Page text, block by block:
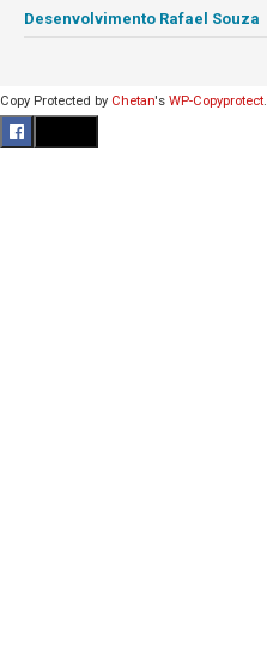
Desenvolvimento Rafael Souza
Copy Protected by Chetan's WP-Copyprotect.